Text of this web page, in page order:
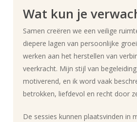
Wat kun je
Samen creëren we een veilige
diepere lagen van persoonlijke
werken aan het herstellen van
veerkracht. Mijn stijl van
motiverend, en ik word vaak
betrokken, liefdevol en recht door
De sessies kunnen plaatsvinden in